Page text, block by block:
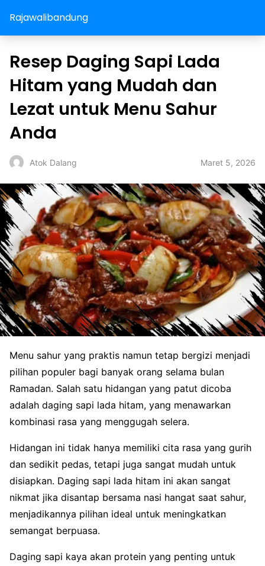
Rajawalibandung
Resep Daging Sapi Lada
Hitam yang Mudah dan
Lezat untuk Menu Sahur
Anda
Atok Dalang Maret 5, 2026
Menu sahur yang praktis namun tetap bergizi menjadi
pilihan populer bagi banyak orang selama bulan
Ramadan. Salah satu hidangan yang patut dicoba
adalah daging sapi lada hitam, yang menawarkan
kombinasi rasa yang menggugah selera.
Hidangan ini tidak hanya memiliki cita rasa yang gurih
dan sedikit pedas, tetapi juga sangat mudah untuk
disiapkan. Daging sapi lada hitam ini akan sangat
nikmat jika disantap bersama nasi hangat saat sahur,
menjadikannya pilihan ideal untuk meningkatkan
semangat berpuasa.
Daging sapi kaya akan protein yang penting untuk